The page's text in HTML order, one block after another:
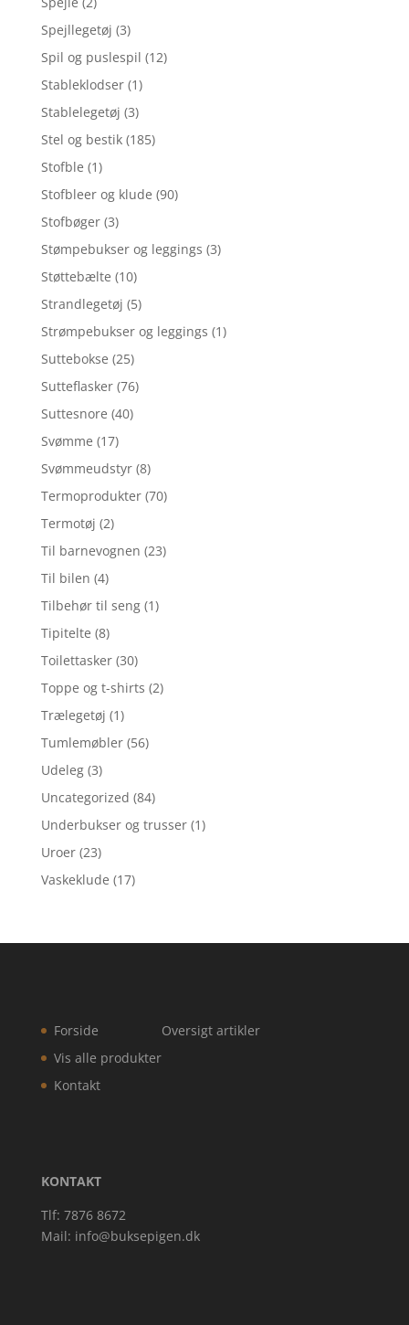
Spejllegetøj (3)
Spil og puslespil (12)
Stableklodser (1)
Stablelegetøj (3)
Stel og bestik (185)
Stofble (1)
Stofbleer og klude (90)
Stofbøger (3)
Stømpebukser og leggings (3)
Støttebælte (10)
Strandlegetøj (5)
Strømpebukser og leggings (1)
Suttebokse (25)
Sutteflasker (76)
Suttesnore (40)
Svømme (17)
Svømmeudstyr (8)
Termoprodukter (70)
Termotøj (2)
Til barnevognen (23)
Til bilen (4)
Tilbehør til seng (1)
Tipitelte (8)
Toilettasker (30)
Toppe og t-shirts (2)
Trælegetøj (1)
Tumlemøbler (56)
Udeleg (3)
Uncategorized (84)
Underbukser og trusser (1)
Uroer (23)
Vaskeklude (17)
Forside
Vis alle produkter
Kontakt
Oversigt artikler
KONTAKT
Tlf: 7876 8672
Mail: info@buksepigen.dk